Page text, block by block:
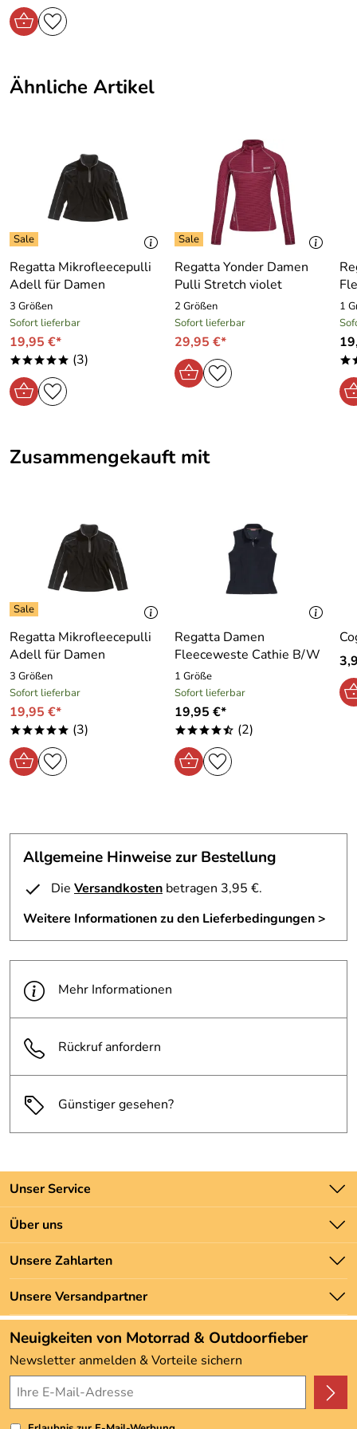
Ähnliche Artikel
Regatta Mikrofleecepulli
Adell für Damen
3 Größen
Sofort lieferbar
19,95 €*
***** (3)
Regatta Yonder Damen
Pulli Stretch violet
2 Größen
Sofort lieferbar
29,95 €*
1
Zusammengekauft mit
Regatta Mikrofleecepulli
Adell für Damen
3 Größen
Sofort lieferbar
19,95 €*
***** (3)
Regatta Damen
Fleeceweste Cathie B/W
1 Größe
Sofort lieferbar
19,95 €*
****/ (2)
Allgemeine Hinweise zur Bestellung
Die Versandkosten betragen 3,95 €.
Weitere Informationen zu den Lieferbedingungen >
Mehr Informationen
Rückruf anfordern
Günstiger gesehen?
Unser Service
Kontakt
Batteriegesetz
Newsletter
Zahlung und Versand
Über uns
Unsere Bestseller
Marken
Neu
Angebote
Kundenbewertungen (3.493)
4,9/5*****
Unsere Zahlarten
Unsere Versandpartner
Neuigkeiten von Motorrad & Outdoorfieber
Newsletter anmelden & Vorteile sichern